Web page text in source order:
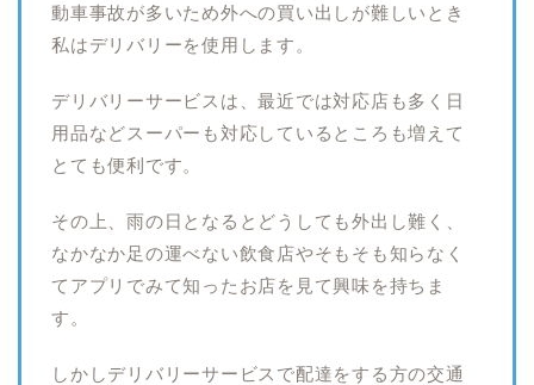
動車事故が多いため外への買い出しが難しいとき
私はデリバリーを使用します。
デリバリーサービスは、最近では対応店も多く日
用品などスーパーも対応しているところも増えて
とても便利です。
その上、雨の日となるとどうしても外出し難く、
なかなか足の運べない飲食店やそもそも知らなく
てアプリでみて知ったお店を見て興味を持ちま
す。
しかしデリバリーサービスで配達をする方の交通